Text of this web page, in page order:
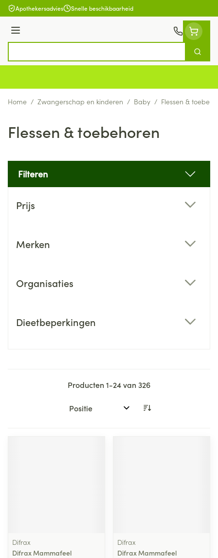
Ga naar de inhoud
Apothekersadvies Snelle beschikbaarheid
Menu
Zoek
Home / Zwangerschap en kinderen / Baby / Flessen &
Flessen & toebehoren
Filteren
Prijs
Merken
Organisaties
Dieetbeperkingen
Producten1-24van326
Sorteer op:
Difrax
Difrax Mammafeel
Difrax
Difrax Mammafeel